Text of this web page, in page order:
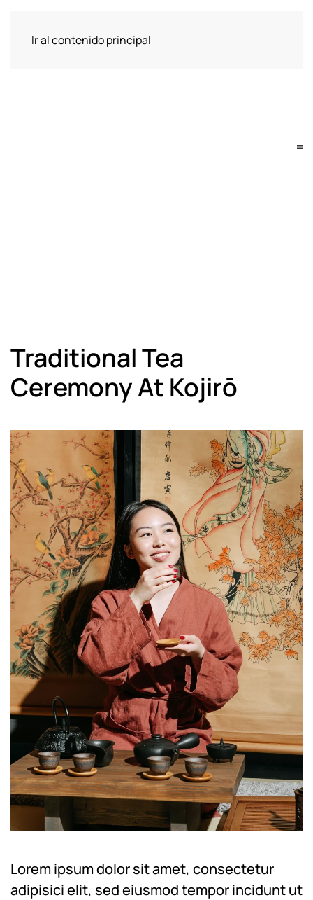
Ir al contenido principal
Traditional Tea
Ceremony At Kojirō
Lorem ipsum dolor sit amet, consectetur
adipisici elit, sed eiusmod tempor incidunt ut